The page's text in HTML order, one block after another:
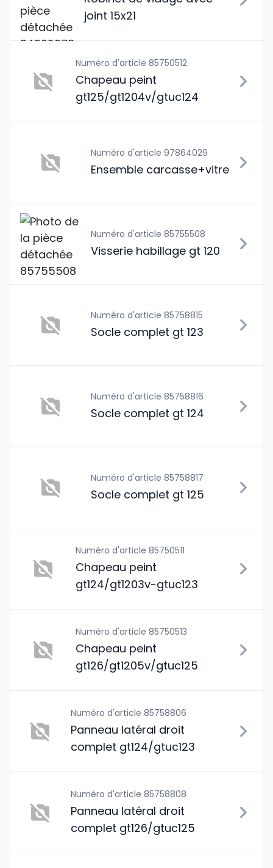
joint 15x21
Numéro d'article 85750512
Chapeau peint
gt125/gt1204v/gtuc124
Numéro d'article 97864029
Ensemble carcasse+vitre
Numéro d'article 85755508
Visserie habillage gt 120
Numéro d'article 85758815
Socle complet gt 123
Numéro d'article 85758816
Socle complet gt 124
Numéro d'article 85758817
Socle complet gt 125
Numéro d'article 85750511
Chapeau peint
gt124/gt1203v-gtuc123
Numéro d'article 85750513
Chapeau peint
gt126/gt1205v/gtuc125
Numéro d'article 85758806
Panneau latéral droit
complet gt124/gtuc123
Numéro d'article 85758808
Panneau latéral droit
complet gt126/gtuc125